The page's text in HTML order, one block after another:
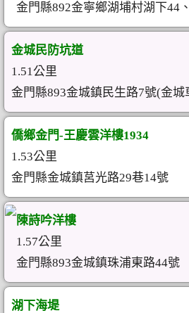
金門縣892金寧鄉湖埔村湖下44
金城民防坑道
1.51公里
金門縣893金城鎮民生路7號(金城
僑鄉金門-王慶雲洋樓1934
1.53公里
金門縣金城鎮莒光路29巷14號
陳詩吟洋樓
1.57公里
金門縣893金城鎮珠浦東路44號
湖下海堤